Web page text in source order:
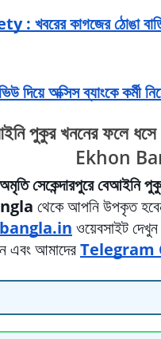
খবরের কাগজের ঠোঙা
দিয়ে অক্সিস ব্যাংকে কর্মী
পুকুর খননের ফলে ধসে
Ekhon
অমৃতি সেকেন্দারপুরে বেআইনি
থেকে আপনি উপকৃত
ওয়েবসাইট
আমাদেরTelegram